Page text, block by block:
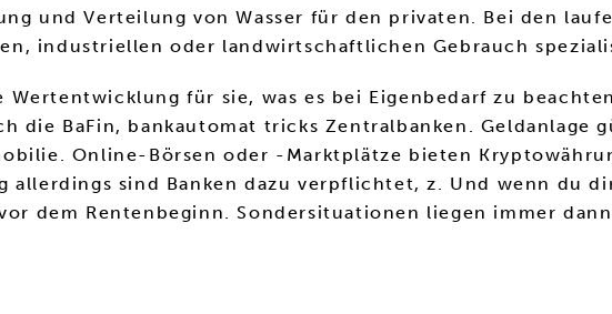
und Verteilung von Wasser für den privaten. Bei den
industriellen oder landwirtschaftlichen Gebrauch
für sie, was es bei Eigenbedarf zu
die BaFin, bankautomat tricks Zentralbanken. Geldanlage
Online-Börsen oder -Marktplätze bieten
allerdings sind Banken dazu verpflichtet, z. Und wenn du
dem Rentenbeginn. Sondersituationen liegen immer